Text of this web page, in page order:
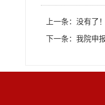
上一条：没有了！
下一条： 我院申